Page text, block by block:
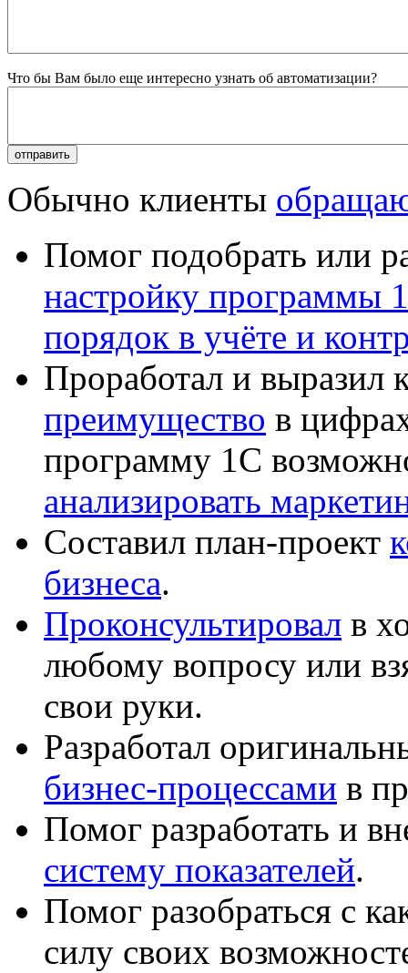
Что бы Вам было еще интересно узнать об автоматизации?
Обычно клиенты
Помог подобрать или
настройку программы
порядок в учёте и
Проработал и выразил
преимущество в
программу 1С
анализировать
Составил план-проект
бизнеса.
Проконсультировал в
любому вопросу или
свои руки.
Разработал
бизнес-процессами в
Помог разработать и
систему показателей.
Помог разобраться с
силу своих